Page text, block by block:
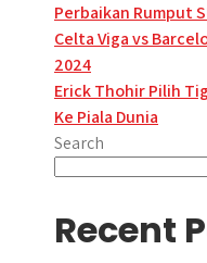
Perbaikan Rumput
Post
Celta Viga vs
2024
Erick Thohir Pilih
Ke Piala Dunia
Search
Recent